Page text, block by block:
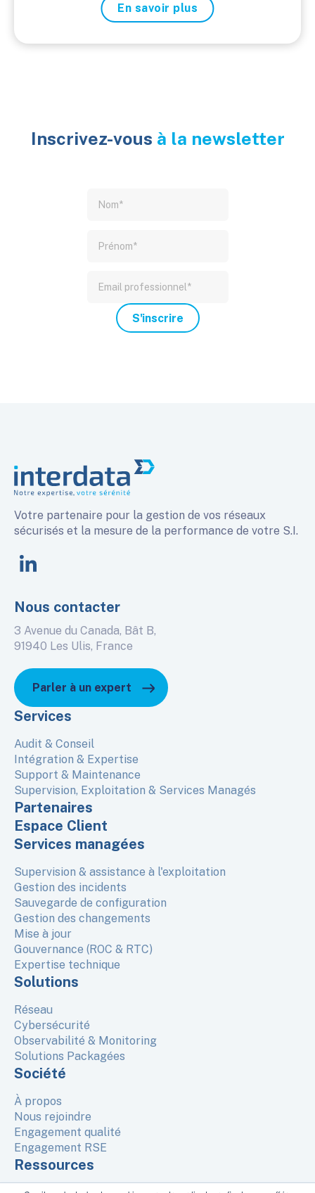
En savoir plus
Inscrivez-vous à la newsletter
Votre partenaire pour la gestion de vos réseaux
sécurisés et la mesure de la performance de votre S.I.
linkedin
Nous contacter
3 Avenue du Canada, Bât B,
91940 Les Ulis, France
Parler à un expert
Services
Audit & Conseil
Intégration & Expertise
Support & Maintenance
Supervision, Exploitation & Services Managés
Partenaires
Espace Client
Services managées
Supervision & assistance à l'exploitation
Gestion des incidents
Sauvegarde de configuration
Gestion des changements
Mise à jour
Gouvernance (ROC & RTC)
Expertise technique
Solutions
Réseau
Cybersécurité
Observabilité & Monitoring
Solutions Packagées
Société
À propos
Nous rejoindre
Engagement qualité
Engagement RSE
Ressources